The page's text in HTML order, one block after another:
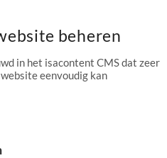
beheren
in het isacontent CMS dat zeer
eenvoudig kan